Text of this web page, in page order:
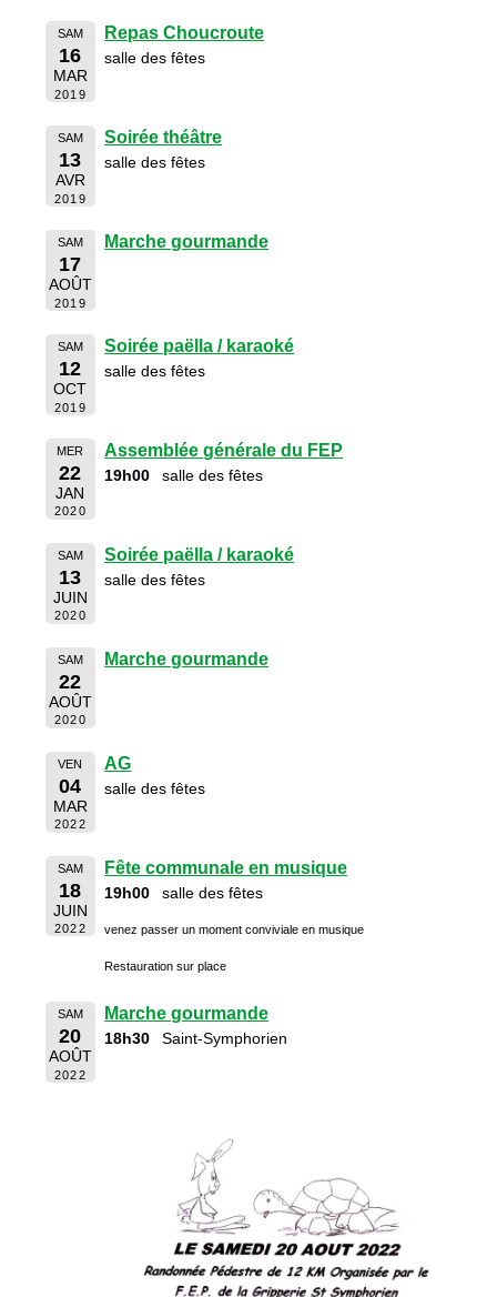
SAM
16
MAR
2019
Repas Choucroute
salle des fêtes
SAM
13
AVR
2019
Soirée théâtre
salle des fêtes
SAM
17
AOÛT
2019
Marche gourmande
SAM
12
OCT
2019
Soirée paëlla / karaoké
salle des fêtes
MER
22
JAN
2020
Assemblée générale du FEP
19h00 salle des fêtes
SAM
13
JUIN
2020
Soirée paëlla / karaoké
salle des fêtes
SAM
22
AOÛT
2020
Marche gourmande
VEN
04
MAR
2022
AG
salle des fêtes
SAM
18
JUIN
2022
Fête communale en musique
19h00 salle des fêtes
venez passer un moment conviviale en musique
Restauration sur place
SAM
20
AOÛT
2022
Marche gourmande
18h30 Saint-Symphorien